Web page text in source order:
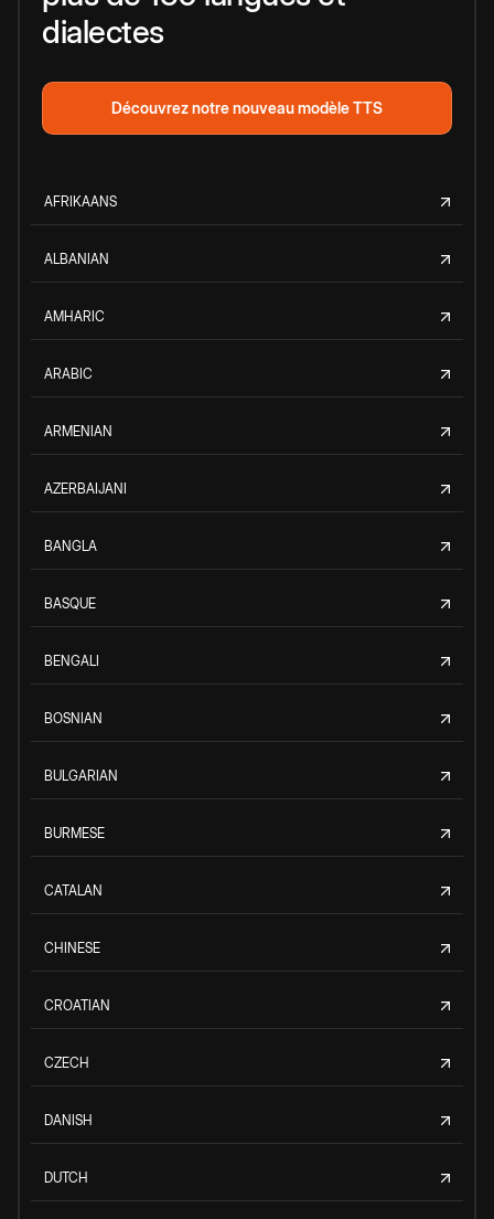
dialectes
Découvrez notre nouveau modèle TTS
AFRIKAANS
ALBANIAN
AMHARIC
ARABIC
ARMENIAN
AZERBAIJANI
BANGLA
BASQUE
BENGALI
BOSNIAN
BULGARIAN
BURMESE
CATALAN
CHINESE
CROATIAN
CZECH
DANISH
DUTCH